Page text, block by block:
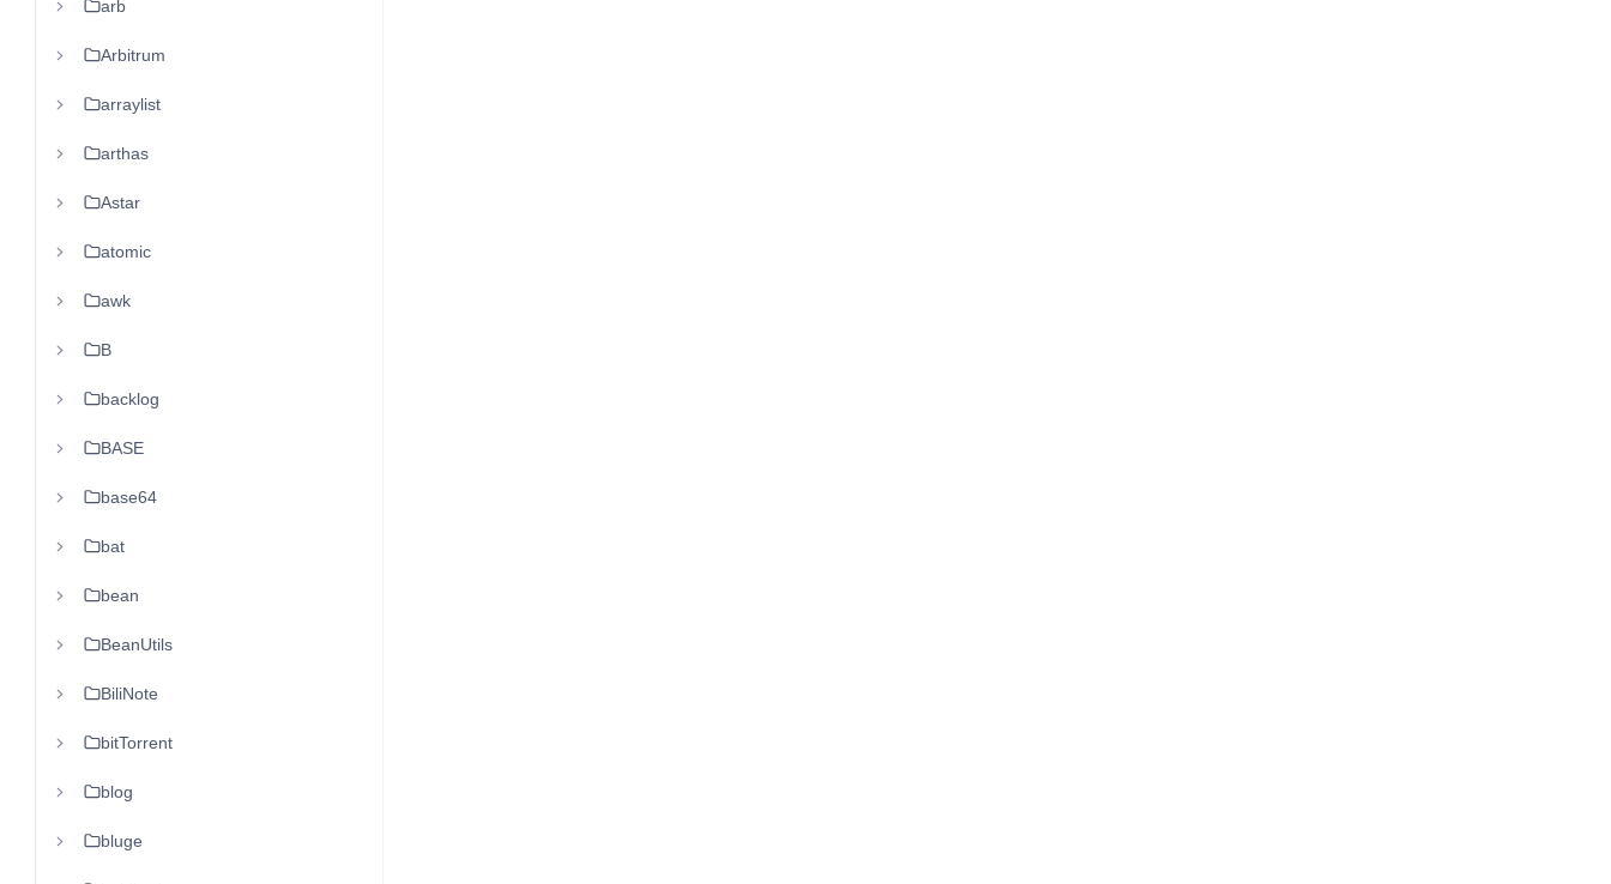
arb
Arbitrum
arraylist
arthas
Astar
atomic
awk
B
backlog
BASE
base64
bat
bean
BeanUtils
BiliNote
bitTorrent
blog
bluge